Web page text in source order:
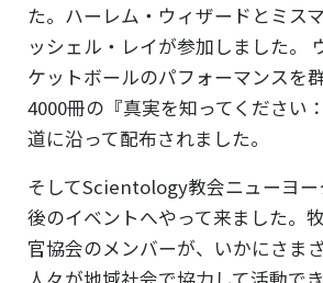
た。ハーレム・ウィザードとミス
ッシェル・レイが参加しました。
ケットボールのパフォーマンスを
4000冊の 『真実を知ってください
道に沿って配布されました。
そしてScientology教会ニューヨ
後のイベントへやって来ました。
官協会のメンバーが、いかにさま